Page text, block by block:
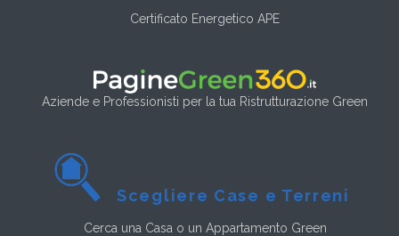
Certificato Energetico APE
Aziende e Professionisti per la tua Ristrutturazione Green
Scegliere Case e Terreni
Cerca una Casa o un Appartamento Green